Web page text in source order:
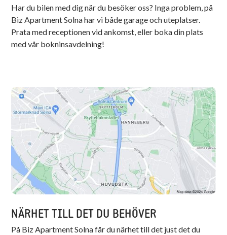
Har du bilen med dig när du besöker oss? Inga problem, på
Biz Apartment Solna har vi både garage och uteplatser.
Prata med receptionen vid ankomst, eller boka din plats
med vår bokninsavdelning!
NÄRHET TILL DET DU BEHÖVER
På Biz Apartment Solna får du närhet till det just det du